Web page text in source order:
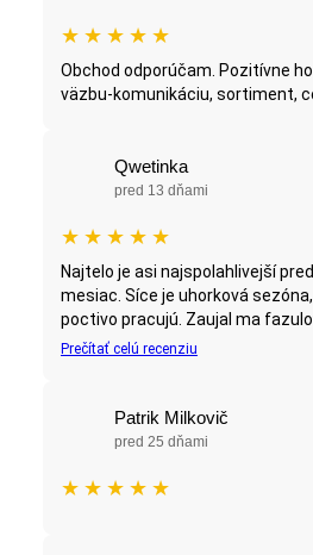
★ ★ ★ ★ ★
Obchod odporúčam. Pozitívne
väzbu-komunikáciu, sortiment,
Qwetinka
pred 13 dňami
★ ★ ★ ★ ★
Najtelo je asi najspolahlivejší
mesiac. Síce je uhorková
poctivo pracujú. Zaujal ma
Prečítať celú recenziu
Patrik Milkovič
pred 25 dňami
★ ★ ★ ★ ★